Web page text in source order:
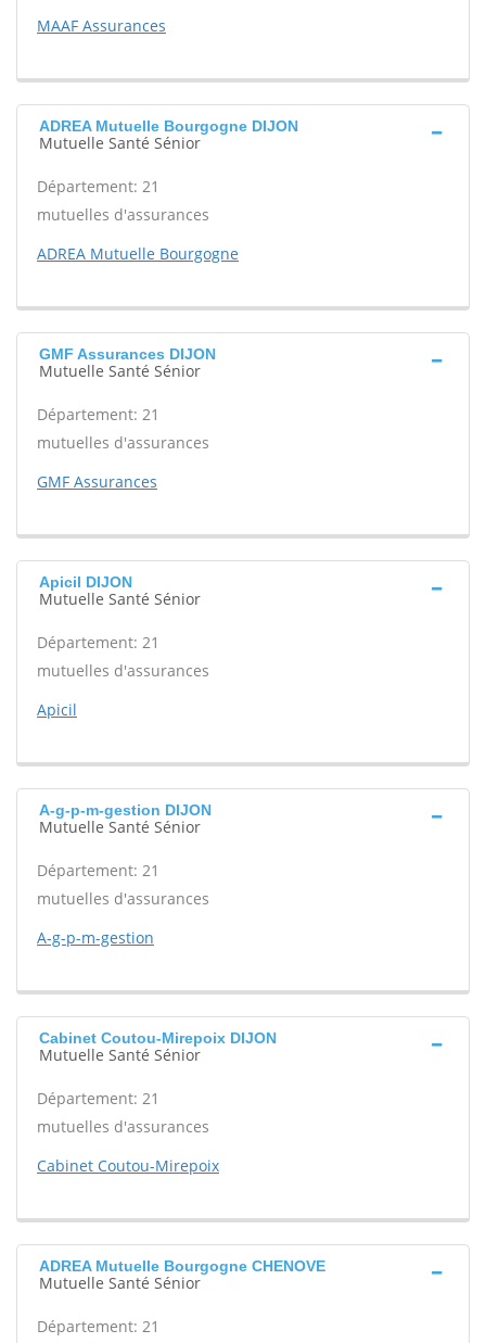
MAAF Assurances
ADREA Mutuelle Bourgogne DIJON
Mutuelle Santé Sénior
Département: 21
mutuelles d'assurances
ADREA Mutuelle Bourgogne
GMF Assurances DIJON
Mutuelle Santé Sénior
Département: 21
mutuelles d'assurances
GMF Assurances
Apicil DIJON
Mutuelle Santé Sénior
Département: 21
mutuelles d'assurances
Apicil
A-g-p-m-gestion DIJON
Mutuelle Santé Sénior
Département: 21
mutuelles d'assurances
A-g-p-m-gestion
Cabinet Coutou-Mirepoix DIJON
Mutuelle Santé Sénior
Département: 21
mutuelles d'assurances
Cabinet Coutou-Mirepoix
ADREA Mutuelle Bourgogne CHENOVE
Mutuelle Santé Sénior
Département: 21